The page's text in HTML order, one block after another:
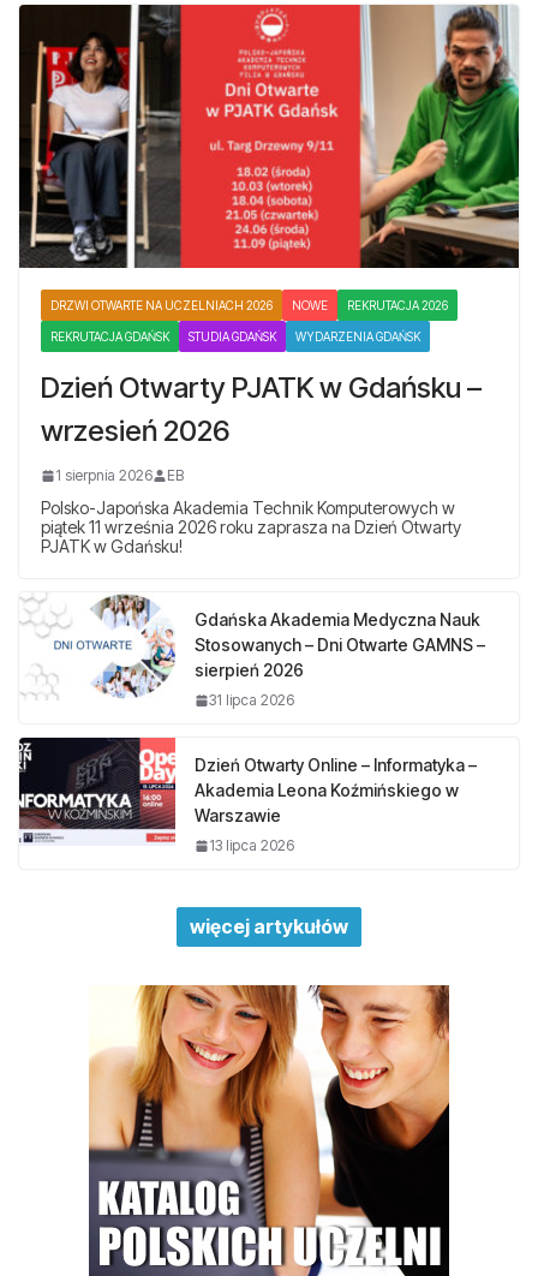
DRZWI OTWARTE NA UCZELNIACH 2026 NOWE REKRUTACJA 2026
REKRUTACJA GDAŃSK STUDIA GDAŃSK WYDARZENIA GDAŃSK
Dzień Otwarty PJATK w Gdańsku –
wrzesień 2026
1 sierpnia 2026 EB
Polsko-Japońska Akademia Technik Komputerowych w
piątek 11 września 2026 roku zaprasza na Dzień Otwarty
PJATK w Gdańsku!
Gdańska Akademia Medyczna Nauk
Stosowanych – Dni Otwarte GAMNS –
sierpień 2026
31 lipca 2026
Dzień Otwarty Online – Informatyka –
Akademia Leona Koźmińskiego w
Warszawie
13 lipca 2026
więcej artykułów